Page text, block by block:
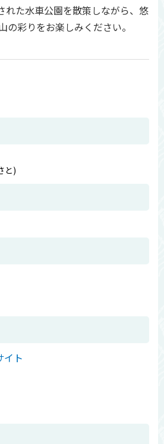
れた水車公園を散策しながら、悠
の彩りをお楽しみください。
と)
イト